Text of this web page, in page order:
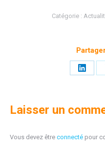
Catégorie :
Laisser un
Vous devez être connecté pour